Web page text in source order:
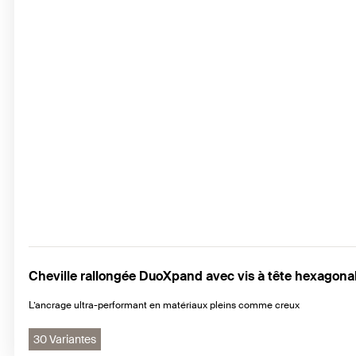
Cheville rallongée DuoXpand avec vis à tête
L’ancrage ultra-performant en matériaux pleins comme creux
30 Variantes